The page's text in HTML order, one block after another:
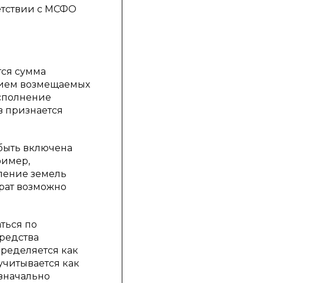
с МСФО
сумма
возмещаемых
признается
включена
земель
возможно
по
как
как